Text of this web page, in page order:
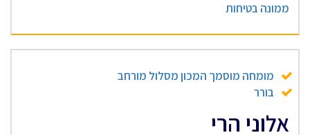
ממונה בטיחות
מומחה מוסמך המכון מסלול מורחב
בורר
אלוני הרי